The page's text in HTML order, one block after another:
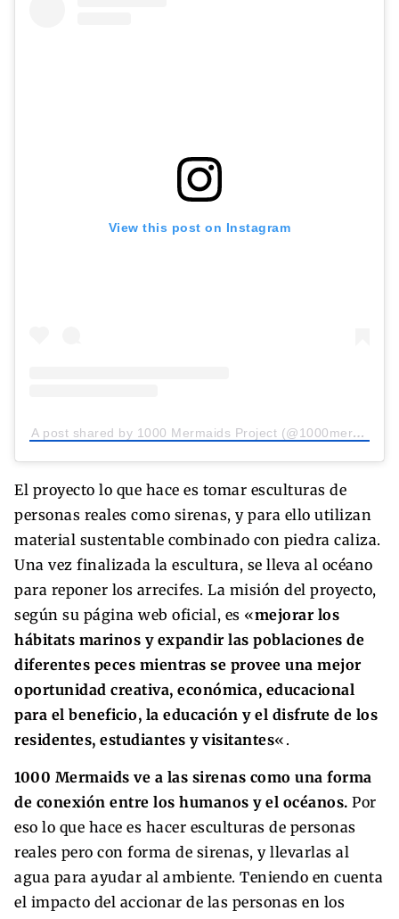
View this post on Instagram
A post shared by 1000 Mermaids Project (@1000mermaids)
El proyecto lo que hace es tomar esculturas de
personas reales como sirenas, y para ello utilizan
material sustentable combinado con piedra caliza.
Una vez finalizada la escultura, se lleva al océano
para reponer los arrecifes. La misión del proyecto,
según su página web oficial, es «mejorar los
hábitats marinos y expandir las poblaciones de
diferentes peces mientras se provee una mejor
oportunidad creativa, económica, educacional
para el beneficio, la educación y el disfrute de los
residentes, estudiantes y visitantes«.
1000 Mermaids ve a las sirenas como una forma
de conexión entre los humanos y el océanos. Por
eso lo que hace es hacer esculturas de personas
reales pero con forma de sirenas, y llevarlas al
agua para ayudar al ambiente. Teniendo en cuenta
el impacto del accionar de las personas en los